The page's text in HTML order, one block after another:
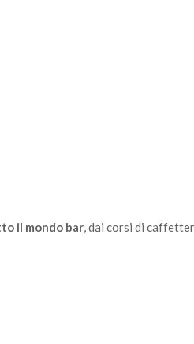
il mondo bar, dai corsi di